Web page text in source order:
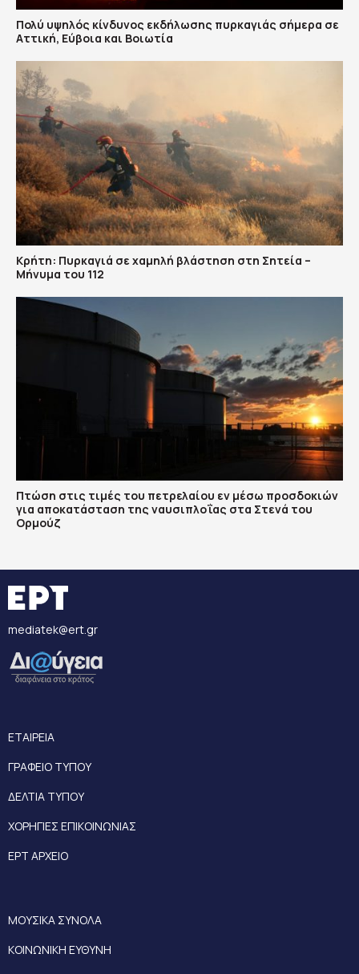
Πολύ υψηλός κίνδυνος εκδήλωσης πυρκαγιάς σήμερα σε
Αττική, Εύβοια και Βοιωτία
Κρήτη: Πυρκαγιά σε χαμηλή βλάστηση στη Σητεία –
Μήνυμα του 112
Πτώση στις τιμές του πετρελαίου εν μέσω προσδοκιών
για αποκατάσταση της ναυσιπλοΐας στα Στενά του
Ορμούζ
mediatek@ert.gr
ΕΤΑΙΡΕΙΑ
ΓΡΑΦΕΙΟ ΤΥΠΟΥ
ΔΕΛΤΙΑ ΤΥΠΟΥ
ΧΟΡΗΓΙΕΣ ΕΠΙΚΟΙΝΩΝΙΑΣ
ΕΡΤ ΑΡΧΕΙΟ
ΜΟΥΣΙΚΑ ΣΥΝΟΛΑ
ΚΟΙΝΩΝΙΚΗ ΕΥΘΥΝΗ